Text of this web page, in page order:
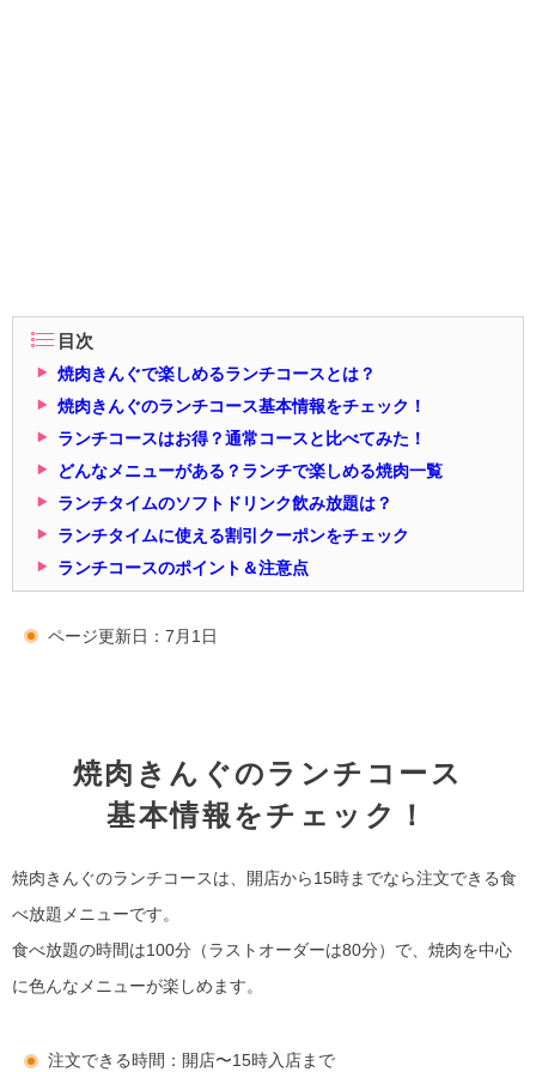
目次
焼肉きんぐで楽しめるランチコースとは？
焼肉きんぐのランチコース基本情報をチェック！
ランチコースはお得？通常コースと比べてみた！
どんなメニューがある？ランチで楽しめる焼肉一覧
ランチタイムのソフトドリンク飲み放題は？
ランチタイムに使える割引クーポンをチェック
ランチコースのポイント＆注意点
ページ更新日：7月1日
焼肉きんぐのランチコース
基本情報をチェック！
焼肉きんぐのランチコースは、開店から15時までなら注文できる食
べ放題メニューです。
食べ放題の時間は100分（ラストオーダーは80分）で、焼肉を中心
に色んなメニューが楽しめます。
注文できる時間：開店〜15時入店まで